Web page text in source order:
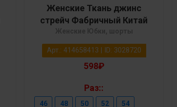
Женские Ткань джинс
стрейч Фабричный Китай
Арт.: 414658413 | ID: 3028720
598₽
Раз::
46 48 50 52 54